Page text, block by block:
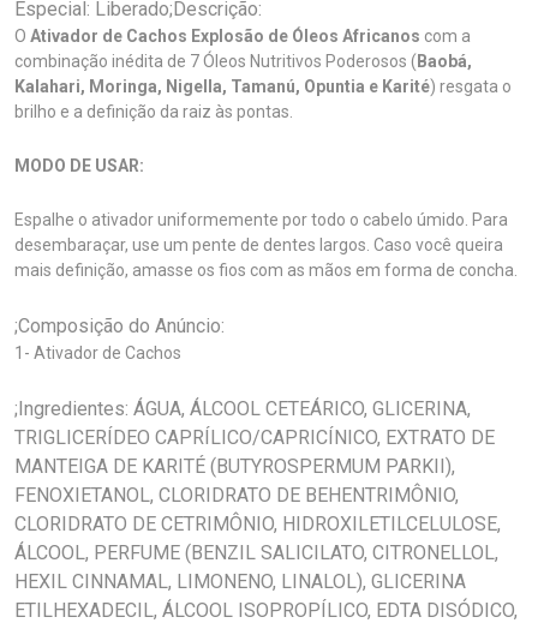
Especial: Liberado;Descrição:
O Ativador de Cachos Explosão de Óleos Africanos com a
combinação inédita de 7 Óleos Nutritivos Poderosos ( Baobá,
Kalahari, Moringa, Nigella, Tamanú, Opuntia e Karité) resgata o
brilho e a definição da raiz às pontas.
MODO DE USAR:
Espalhe o ativador uniformemente por todo o cabelo úmido. Para
desembaraçar, use um pente de dentes largos. Caso você queira
mais definição, amasse os fios com as mãos em forma de concha.
;Composição do Anúncio:
1- Ativador de Cachos
;Ingredientes: ÁGUA, ÁLCOOL CETEÁRICO, GLICERINA,
TRIGLICERÍDEO CAPRÍLICO/CAPRICÍNICO, EXTRATO DE
MANTEIGA DE KARITÉ (BUTYROSPERMUM PARKII),
FENOXIETANOL, CLORIDRATO DE BEHENTRIMÔNIO,
CLORIDRATO DE CETRIMÔNIO, HIDROXILETILCELULOSE,
ÁLCOOL, PERFUME (BENZIL SALICILATO, CITRONELLOL,
HEXIL CINNAMAL, LIMONENO, LINALOL), GLICERINA
ETILHEXADECIL, ÁLCOOL ISOPROPÍLICO, EDTA DISÓDICO,